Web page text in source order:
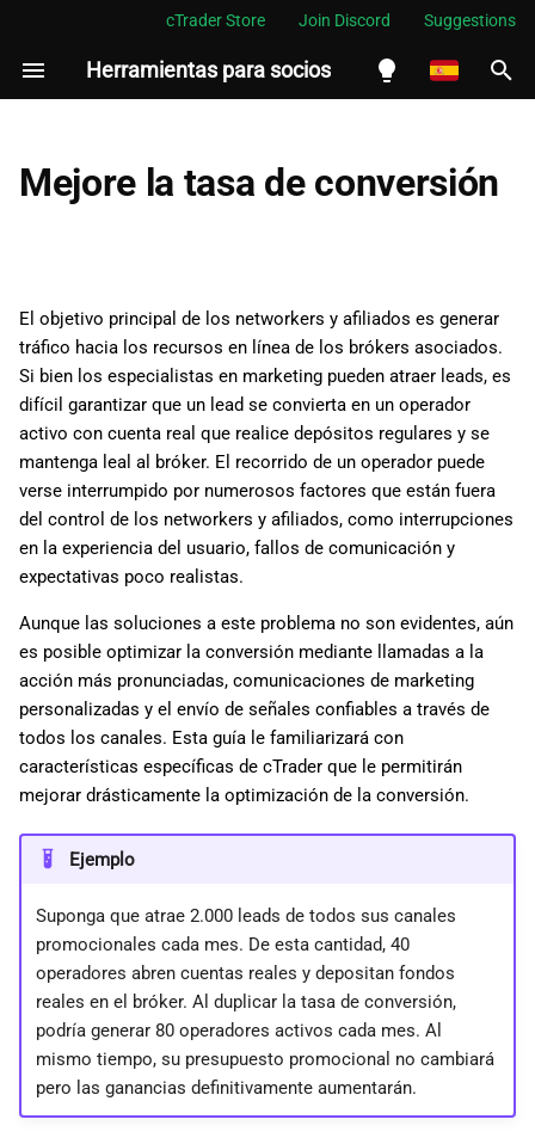
cTrader Store Join Discord Suggestions
Herramientas para socios
Español
Melayu
ไทย
Tiếng Việt
한국어
中文
日本語
Français
Italiano
Русский
I
i
i
a
n
d
ú
s
q
Identifique el cuello de botella
Configure experimentos
Examine los datos
¿Qué sigue?
Mejore la tasa de conversión
El objetivo principal de los networkers y afiliados es generar
tráfico hacia los recursos en línea de los brókers asociados.
Si bien los especialistas en marketing pueden atraer leads, es
difícil garantizar que un lead se convierta en un operador
activo con cuenta real que realice depósitos regulares y se
mantenga leal al bróker. El recorrido de un operador puede
verse interrumpido por numerosos factores que están fuera
del control de los networkers y afiliados, como interrupciones
en la experiencia del usuario, fallos de comunicación y
expectativas poco realistas.
Aunque las soluciones a este problema no son evidentes, aún
es posible optimizar la conversión mediante llamadas a la
acción más pronunciadas, comunicaciones de marketing
personalizadas y el envío de señales confiables a través de
todos los canales. Esta guía le familiarizará con
características específicas de cTrader que le permitirán
mejorar drásticamente la optimización de la conversión.
Ejemplo
Suponga que atrae 2.000 leads de todos sus canales
promocionales cada mes. De esta cantidad, 40
operadores abren cuentas reales y depositan fondos
reales en el bróker. Al duplicar la tasa de conversión,
podría generar 80 operadores activos cada mes. Al
mismo tiempo, su presupuesto promocional no cambiará
pero las ganancias definitivamente aumentarán.